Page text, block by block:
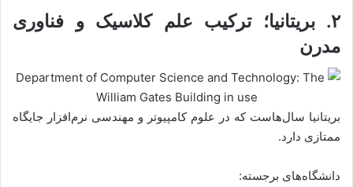
۲. بریتانیا؛ ترکیب علم کلاسیک و فناوری
مدرن
بریتانیا سال‌هاست که در علوم کامپیوتر و مهندسی نرم‌افزار جایگاه
ممتازی دارد.
دانشگاه‌های برجسته: